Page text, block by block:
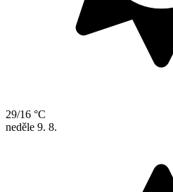
29/16 °C
neděle 9. 8.